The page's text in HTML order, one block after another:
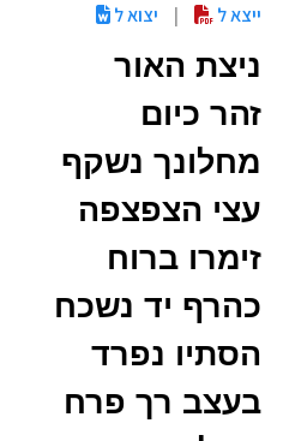
ייצא ל
| יצוא ל
ניצת האור
זהר כיום
מחלונך נשקף
עצי הצפצפה
זימרו ברוח
כהרף יד נשכח
הסתיו נפרד
בעצב רך פרח